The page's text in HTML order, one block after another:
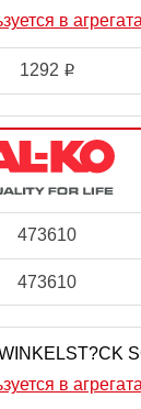
в
1292 i
473610
473610
в